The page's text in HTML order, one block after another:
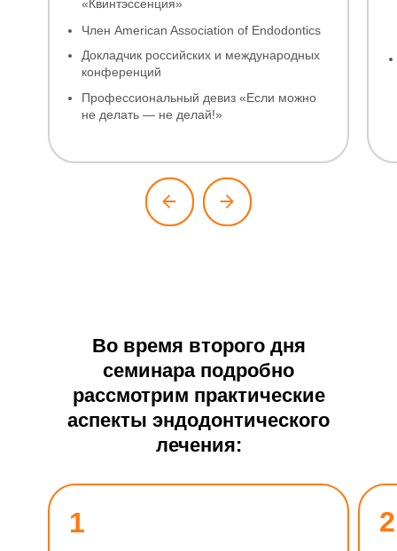
«Квинтэссенция»
Член American Association of Endodontics
Докладчик российских и международных
конференций
Профессиональный девиз «Если можно
не делать — не делай!»
Во время второго дня
семинара подробно
рассмотрим практические
аспекты эндодонтического
лечения:
1 2